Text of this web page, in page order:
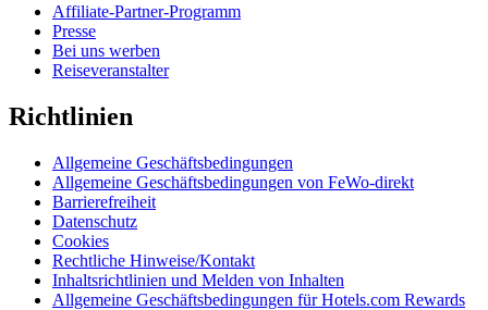
Affiliate-Partner-Programm
Presse
Bei uns werben
Reiseveranstalter
Richtlinien
Allgemeine Geschäftsbedingungen
Allgemeine Geschäftsbedingungen von FeWo-direkt
Barrierefreiheit
Datenschutz
Cookies
Rechtliche Hinweise/Kontakt
Inhaltsrichtlinien und Melden von Inhalten
Allgemeine Geschäftsbedingungen für Hotels.com Rewards